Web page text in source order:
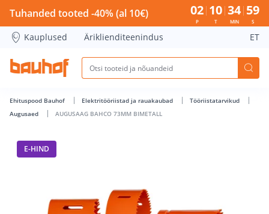
AUGUSAAG BAHCO 73MM BIMETALL - Bauhof has loaded
Tuhanded tooted -40% (al 10€) 02
P
10
T
34
MIN
58
S
Kauplused Äriklienditeenindus ET
Ehituspood Bauhof Elektritööriistad ja rauakaubad
Tööriistatarvikud
Augusaed
AUGUSAAG BAHCO 73MM BIMETALL
E-HIND